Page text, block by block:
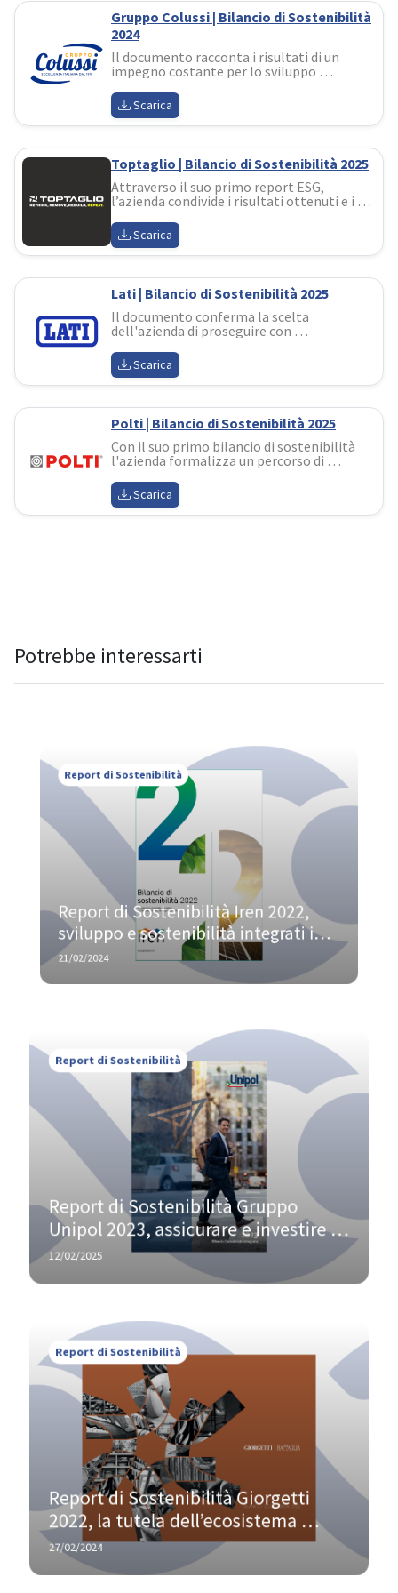
Gruppo Colussi | Bilancio di Sostenibilità
2024
Il documento racconta i risultati di un
impegno costante per lo sviluppo
strategici per l’innovazione delle filiere
agricole e dei processi produttivi
Scarica
Toptaglio | Bilancio di Sostenibilità 2025
Attraverso il suo primo report ESG,
l’azienda condivide i risultati ottenuti e i
impegno a integrare in modo sempre più
strutturato la sostenibilità nelle proprie
attività
Scarica
Lati | Bilancio di Sostenibilità 2025
Il documento conferma la scelta
dell'azienda di proseguire con
sviluppo sostenibile in coerenza con la
propria identità di impresa responsabile e
orientata al futuro
Scarica
Polti | Bilancio di Sostenibilità 2025
Con il suo primo bilancio di sostenibilità
l'azienda formalizza un percorso di
cinquant'anni di storia. Il documento
evidenzia i risultati raggiunti sul fronte
ambientale, sociale e della governance
Scarica
Potrebbe interessarti
Report di Sostenibilità
Report di Sostenibilità Iren 2022,
sviluppo e sostenibilità integrati in
un’unica strategia aziendale
21/02/2024
Report di Sostenibilità
Report di Sostenibilità Gruppo
Unipol 2023, assicurare e investire
per la creazione di valore a lungo
termine
12/02/2025
Report di Sostenibilità
Report di Sostenibilità Giorgetti
2022, la tutela dell’ecosistema
territoriale al centro delle
performance ESG
27/02/2024